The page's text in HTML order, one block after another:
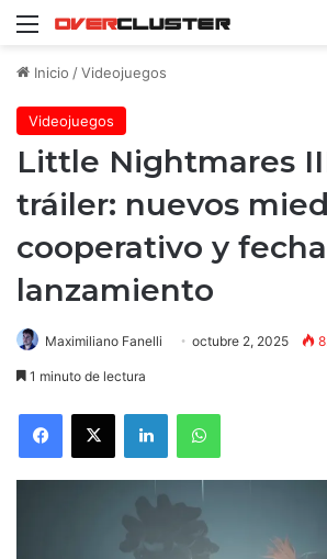
Menú
Inicio /Videojuegos
Videojuegos
Little Nightmares
tráiler: nuevos
cooperativo y
lanzamiento
Maximiliano Fanelli octubre 2, 2025
1 minuto de lectura
Facebook
X LinkedInWhatsApp